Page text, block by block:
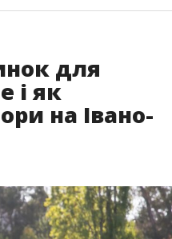
для
і як
на Івано-